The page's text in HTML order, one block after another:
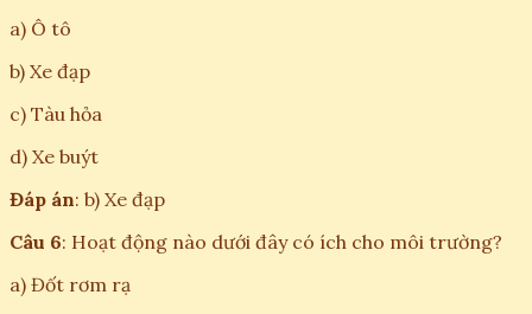
a) Ô tô
b) Xe đạp
c) Tàu hỏa
d) Xe buýt
Đáp án: b) Xe đạp
Câu 6: Hoạt động nào dưới đây có ích cho môi trường?
a) Đốt rơm rạ